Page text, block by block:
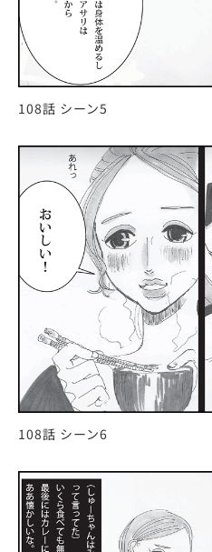
108話 シーン5
108話 シーン6